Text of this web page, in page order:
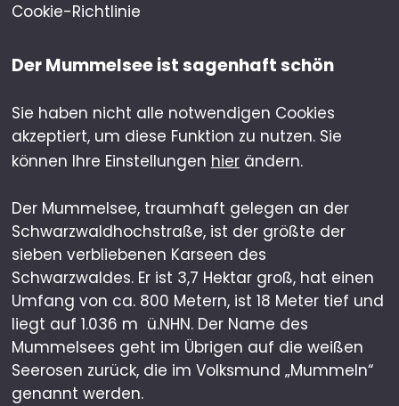
Cookie-Richtlinie
Der Mummelsee ist sagenhaft schön
Sie haben nicht alle notwendigen Cookies
akzeptiert, um diese Funktion zu nutzen. Sie
können Ihre Einstellungen hierändern.
Der Mummelsee, traumhaft gelegen an der
Schwarzwaldhochstraße, ist der größte der
sieben verbliebenen Karseen des
Schwarzwaldes. Er ist 3,7 Hektar groß, hat einen
Umfang von ca. 800 Metern, ist 18 Meter tief und
liegt auf 1.036 m ü.NHN. Der Name des
Mummelsees geht im Übrigen auf die weißen
Seerosen zurück, die im Volksmund „Mummeln“
genannt werden.